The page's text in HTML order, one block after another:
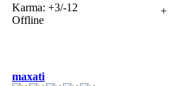
Karma: +3/-12
Offline
+
maxati